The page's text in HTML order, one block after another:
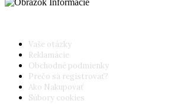
Vaše otázky
Reklamácie
Obchodné podmienky
Prečo sa registrovať?
Ako Nakupovať
Súbory cookies